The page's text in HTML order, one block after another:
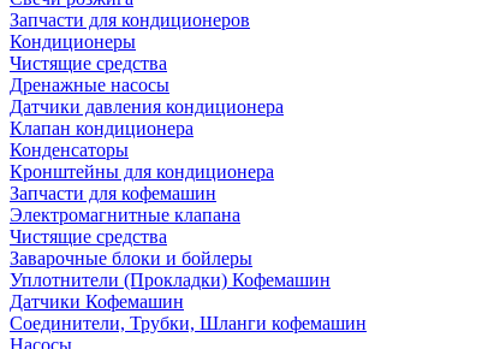
Запчасти для кондиционеров
Кондиционеры
Чистящие средства
Дренажные насосы
Датчики давления кондиционера
Клапан кондиционера
Конденсаторы
Кронштейны для кондиционера
Запчасти для кофемашин
Электромагнитные клапана
Чистящие средства
Заварочные блоки и бойлеры
Уплотнители (Прокладки) Кофемашин
Датчики Кофемашин
Соединители, Трубки, Шланги кофемашин
Насосы